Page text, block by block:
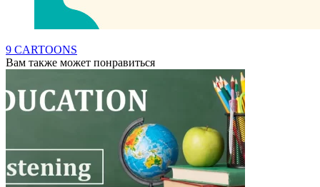
9 CARTOONS
Вам также может понравиться